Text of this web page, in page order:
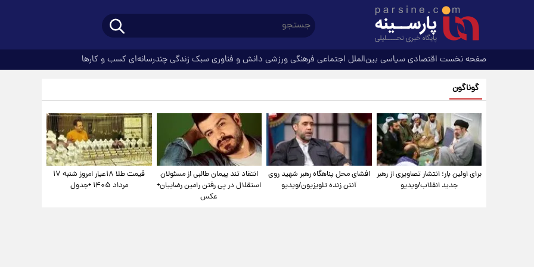
صفحه نخست اقتصادی سیاسی بین‌الملل اجتماعی فرهنگیورزشی دانش و فناوری سبک زندگیچندرسانه‌ای کسب و کارها
گوناگون
برای اولین بار؛ انتشار تصاویری از رهبر
جدید انقلاب/ویدیو
افشای محل پناهگاه‌ رهبر شهید روی
آنتن زنده تلویزیون/ویدیو
انتقاد تند پیمان طالبی از مسئولان
استقلال در پی رفتن رامین رضاییان+
عکس
قیمت طلا ۱۸عیار امروز شنبه ۱۷
مرداد ۱۴۰۵ +جدول